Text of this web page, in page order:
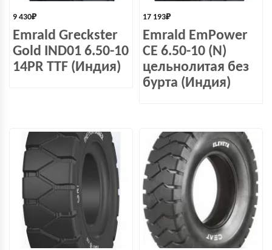
9 430₽
Emrald Greckster
Gold IND01 6.50-10
14PR TTF (Индия)
17 193₽
Emrald EmPower
СЕ 6.50-10 (N)
цельнолитая без
бурта (Индия)